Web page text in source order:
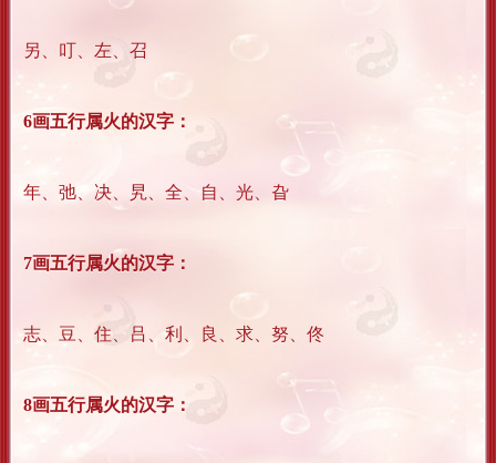
另、叮、左、召
6画五行属火的汉字：
年、弛、决、旯、全、自、光、旮
7画五行属火的汉字：
志、豆、住、吕、利、良、求、努、佟
8画五行属火的汉字：